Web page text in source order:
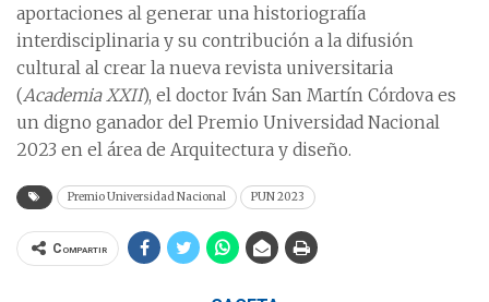
aportaciones al generar una historiografía
interdisciplinaria y su contribución a la difusión
cultural al crear la nueva revista universitaria
(Academia XXII), el doctor Iván San Martín Córdova es
un digno ganador del Premio Universidad Nacional
2023 en el área de Arquitectura y diseño.
Premio Universidad Nacional PUN 2023
Compartir